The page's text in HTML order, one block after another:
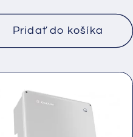
Pridať do košíka